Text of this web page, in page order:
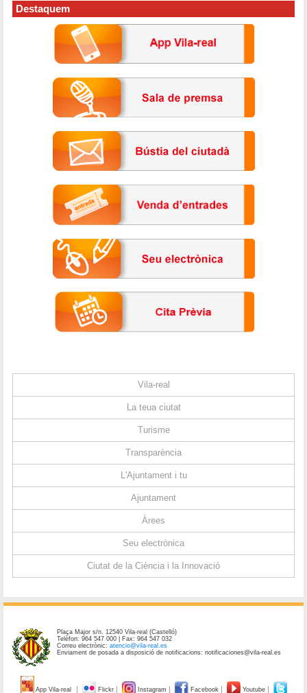
Destaquem
Vila-real
La teua ciutat
Turisme
Transparència
L'Ajuntament i tu
Ajuntament
Àrees
Seu electrònica
Ciutat de la Ciència i la Innovació
Plaça Major s/n. 12540 Vila-real (Castelló)
Telèfon: 964 547 000 | Fax: 964 547 032
Correu electrònic:atencio@vila-real.es
Enviament de posada a disposició de notificacions: notificaciones@vila-real.es
App Vila-real Flickr Instagram Facebook Youtube